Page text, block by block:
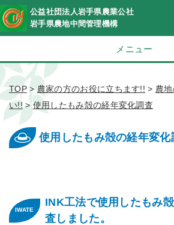
公益社団法人岩手県農業公社
岩手県農地中間管理機構
メニュー
TOP>農家の方のお役に立ちます!! > 農
い!!> 使用したもみ殻の経年変化調査
使用したもみ殻の経年変化
INK工法で使用したもみ
査しました。